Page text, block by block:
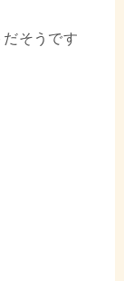
だそうです